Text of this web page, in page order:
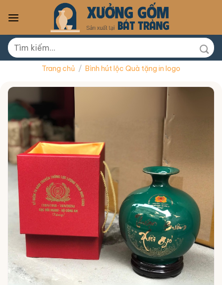
Tìm
kiếm:
Trang chủ / Bình hút lộc Quà tặng in logo